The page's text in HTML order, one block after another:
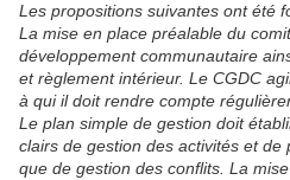
Les propositions suivantes ont été
La mise en place préalable du
développement communautaire
et règlement intérieur. Le CGDC
à qui il doit rendre compte
Le plan simple de gestion doit
clairs de gestion des activités et de
que de gestion des conflits. La